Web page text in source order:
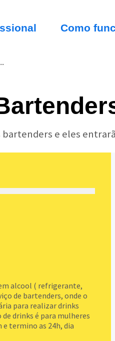
Como
e eles
alcool ( refrigerante,
de bartenders, onde o
para realizar drinks
drinks é para mulheres
e termino as 24h, dia